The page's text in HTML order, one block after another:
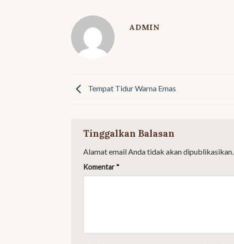
ADMIN
Tempat Tidur Warna Emas
Tinggalkan Balasan
Alamat email Anda tidak akan dipublikasikan.
Komentar *